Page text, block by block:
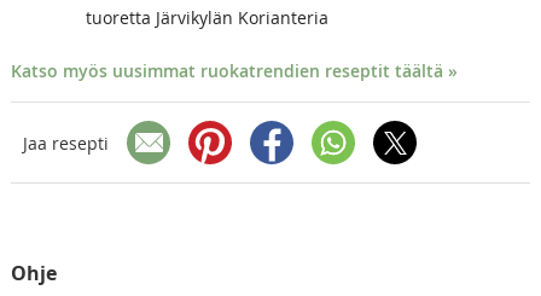
tuoretta Järvikylän Korianteria
Katso myös uusimmat ruokatrendien reseptit täältä »
Jaa resepti
Ohje